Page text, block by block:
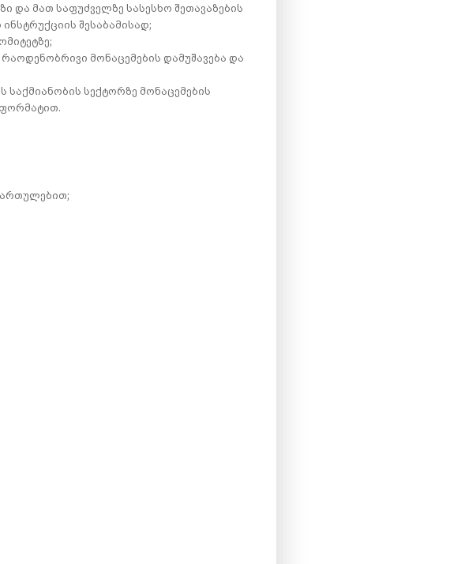
და მათ საფუძველზე სასესხო შეთავაზების
შესაბამისად;
მონაცემების დამუშავება და
სექტორზე მონაცემების